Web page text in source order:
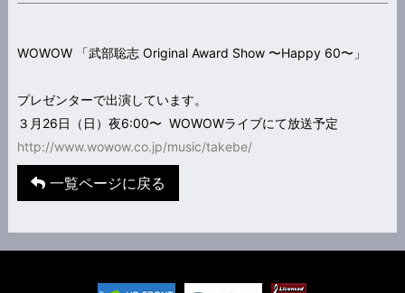
WOWOW 「武部聡志 Original Award Show 〜Happy 60〜」
プレゼンターで出演しています。
３月26日（日）夜6:00〜 WOWOWライブにて放送予定
http://www.wowow.co.jp/music/takebe/
一覧ページに戻る